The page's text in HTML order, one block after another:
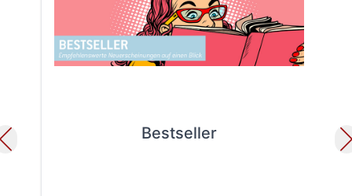
Bestseller